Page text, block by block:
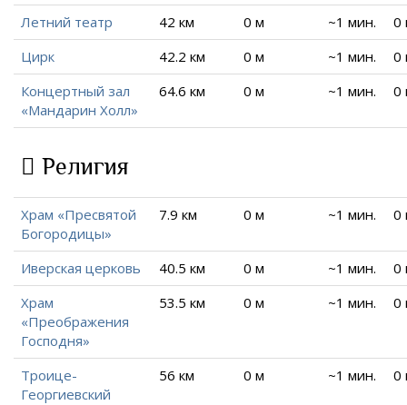
Летний театр 42 км 0 м ~1 мин.
0
Цирк
42.2 км 0 м ~1 мин.
0
Концертный зал
«Мандарин Холл»
64.6 км 0 м ~1 мин. 0
Религия
Храм «Пресвятой
Богородицы»
7.9 км 0 м ~1 мин. 0
Иверская церковь 40.5 км 0 м ~1 мин.
0
Храм
«Преображения
Господня»
53.5 км 0 м ~1 мин. 0
Троице-
Георгиевский
56 км 0 м ~1 мин. 0